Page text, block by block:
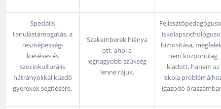
Speciális
tanulástámogatás, a
részképesség-
kieséses és
szociokulturális
hátrányokkal küzdő
gyerekek segítésére.
Szakemberek hiánya
ott, ahol a
legnagyobb szükség
lenne rájuk.
biztosítása,
nem központilag
kiadott, hanem az
iskola
igazodó